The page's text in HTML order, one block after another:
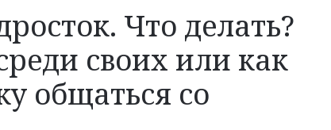
Что делать?
своих или как
общаться со